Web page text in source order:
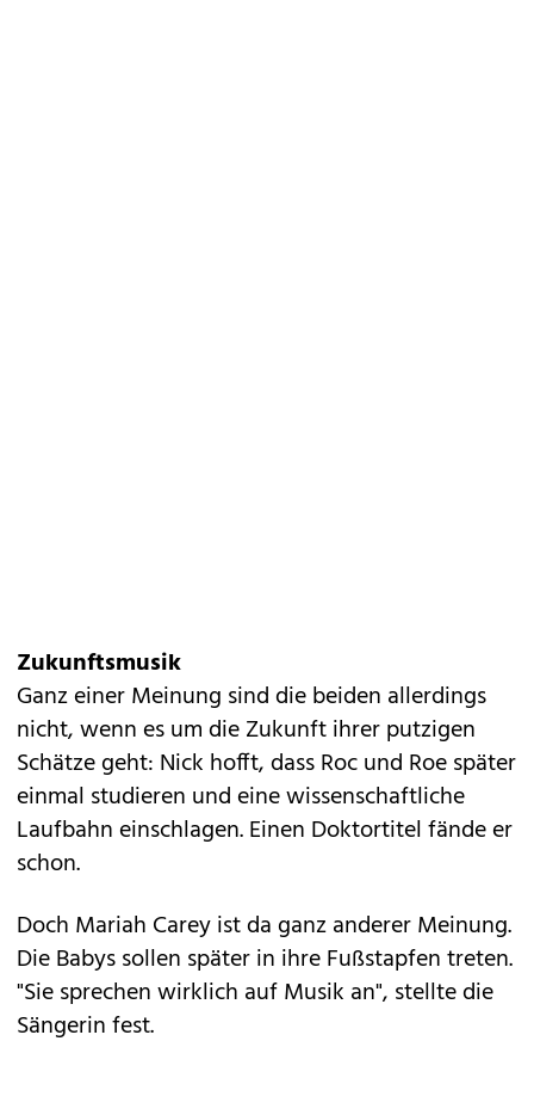
Zukunftsmusik
Ganz einer Meinung sind die beiden allerdings
nicht, wenn es um die Zukunft ihrer putzigen
Schätze geht: Nick hofft, dass Roc und Roe später
einmal studieren und eine wissenschaftliche
Laufbahn einschlagen. Einen Doktortitel fände er
schon.
Doch Mariah Careyist da ganz anderer Meinung.
Die Babys sollen später in ihre Fußstapfen treten.
"Sie sprechen wirklich auf Musik an", stellte die
Sängerin fest.